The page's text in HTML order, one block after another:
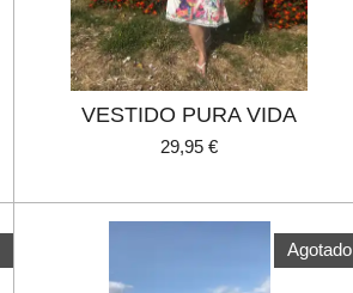
VESTIDO PURA VIDA
29,95 €
Agotado